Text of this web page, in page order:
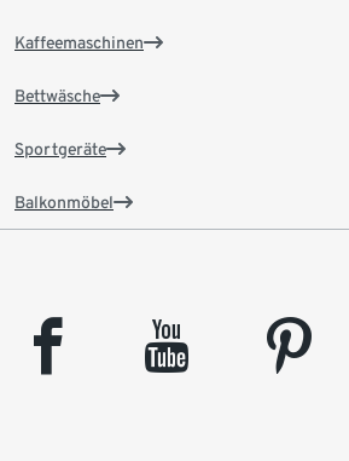
Kaffeemaschinen
Bettwäsche
Sportgeräte
Balkonmöbel
facebook youtube pinterest